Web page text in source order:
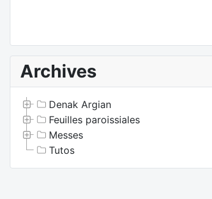
Archives
Denak Argian
Feuilles paroissiales
Messes
Tutos